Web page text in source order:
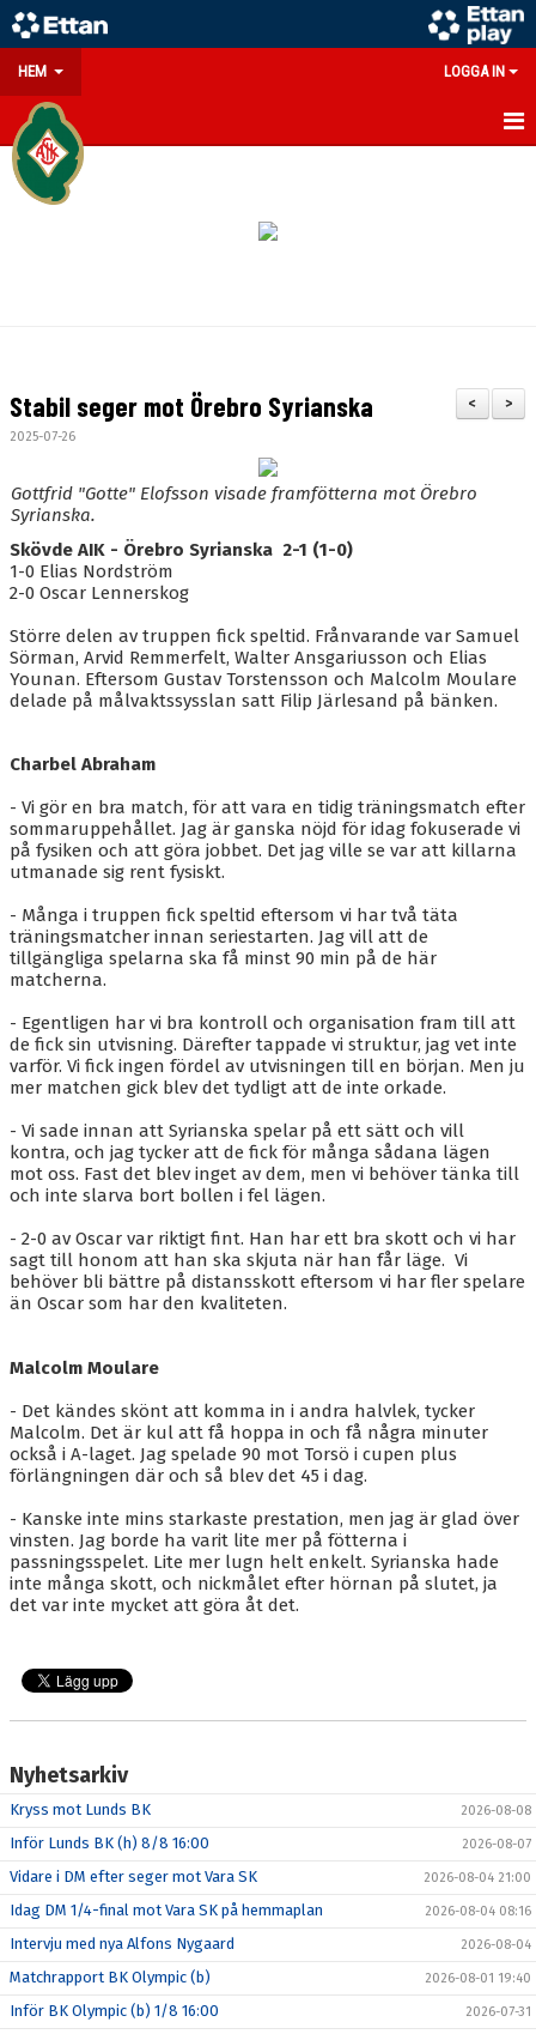
HEM LOGGA IN
GÅ PÅ MATCH
DOKUMENT
MEDLEMSINFO
BLI MEDLEM
KALENDER
VÅRA LAG/TRÄNARE
GAMLA AIK
>
<
Stabil seger mot Örebro Syrianska
2025-07-26
Gottfrid "Gotte" Elofsson visade framfötterna mot Örebro
Syrianska.
Skövde AIK - Örebro Syrianska 2-1 (1-0)
1-0 Elias Nordström
2-0 Oscar Lennerskog
Större delen av truppen fick speltid. Frånvarande var Samuel
Sörman, Arvid Remmerfelt, Walter Ansgariusson och Elias
Younan. Eftersom Gustav Torstensson och Malcolm Moulare
delade på målvaktssysslan satt Filip Järlesand på bänken.
Charbel Abraham
- Vi gör en bra match, för att vara en tidig träningsmatch efter
sommaruppehållet. Jag är ganska nöjd för idag fokuserade vi
på fysiken och att göra jobbet. Det jag ville se var att killarna
utmanade sig rent fysiskt.
- Många i truppen fick speltid eftersom vi har två täta
träningsmatcher innan seriestarten. Jag vill att de
tillgängliga spelarna ska få minst 90 min på de här
matcherna.
- Egentligen har vi bra kontroll och organisation fram till att
de fick sin utvisning. Därefter tappade vi struktur, jag vet inte
varför. Vi fick ingen fördel av utvisningen till en början. Men ju
mer matchen gick blev det tydligt att de inte orkade.
- Vi sade innan att Syrianska spelar på ett sätt och vill
kontra, och jag tycker att de fick för många sådana lägen
mot oss. Fast det blev inget av dem, men vi behöver tänka till
och inte slarva bort bollen i fel lägen.
- 2-0 av Oscar var riktigt fint. Han har ett bra skott och vi har
sagt till honom att han ska skjuta när han får läge. Vi
behöver bli bättre på distansskott eftersom vi har fler spelare
än Oscar som har den kvaliteten.
Malcolm Moulare
- Det kändes skönt att komma in i andra halvlek, tycker
Malcolm. Det är kul att få hoppa in och få några minuter
också i A-laget. Jag spelade 90 mot Torsö i cupen plus
förlängningen där och så blev det 45 i dag.
- Kanske inte mins starkaste prestation, men jag är glad över
vinsten. Jag borde ha varit lite mer på fötterna i
passningsspelet. Lite mer lugn helt enkelt. Syrianska hade
inte många skott, och nickmålet efter hörnan på slutet, ja
det var inte mycket att göra åt det.
Nyhetsarkiv
Kryss mot Lunds BK 2026-08-08
Inför Lunds BK (h) 8/8 16:00 2026-08-07
Vidare i DM efter seger mot Vara SK 2026-08-04 21:00
Idag DM 1/4-final mot Vara SK på hemmaplan 2026-08-04 08:16
Intervju med nya Alfons Nygaard 2026-08-04
Matchrapport BK Olympic (b) 2026-08-01 19:40
Inför BK Olympic (b) 1/8 16:00 2026-07-31